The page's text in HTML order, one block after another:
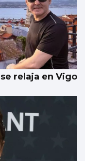
relaja en Vigo